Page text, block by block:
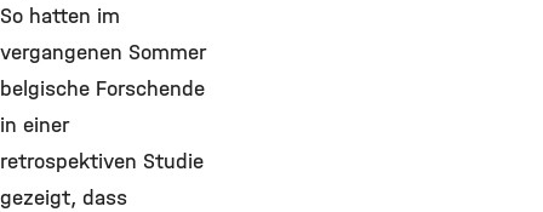
So hatten im
vergangenen Sommer
belgische Forschende
in einer
retrospektiven Studie
gezeigt, dass